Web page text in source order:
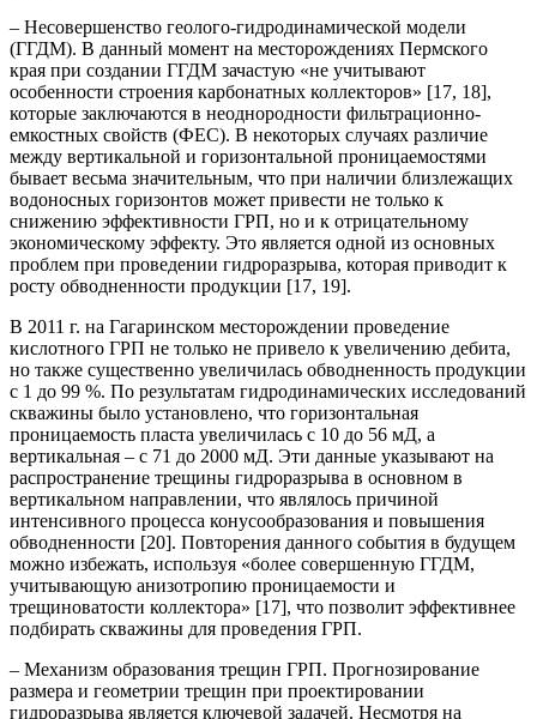
– Несовершенство геолого-гидродинамической модели
(ГГДМ). В данный момент на месторождениях Пермского
края при создании ГГДМ зачастую «не учитывают
особенности строения карбонатных коллекторов» [17, 18],
которые заключаются в неоднородности фильтрационно-
емкостных свойств (ФЕС). В некоторых случаях различие
между вертикальной и горизонтальной проницаемостями
бывает весьма значительным, что при наличии близлежащих
водоносных горизонтов может привести не только к
снижению эффективности ГРП, но и к отрицательному
экономическому эффекту. Это является одной из основных
проблем при проведении гидроразрыва, которая приводит к
росту обводненности продукции [17, 19].
В 2011 г. на Гагаринском месторождении проведение
кислотного ГРП не только не привело к увеличению дебита,
но также существенно увеличилась обводненность продукции
с 1 до 99 %. По результатам гидродинамических исследований
скважины было установлено, что горизонтальная
проницаемость пласта увеличилась с 10 до 56 мД, а
вертикальная – с 71 до 2000 мД. Эти данные указывают на
распространение трещины гидроразрыва в основном в
вертикальном направлении, что являлось причиной
интенсивного процесса конусообразования и повышения
обводненности [20]. Повторения данного события в будущем
можно избежать, используя «более совершенную ГГДМ,
учитывающую анизотропию проницаемости и
трещиноватости коллектора» [17], что позволит эффективнее
подбирать скважины для проведения ГРП.
– Механизм образования трещин ГРП. Прогнозирование
размера и геометрии трещин при проектировании
гидроразрыва является ключевой задачей. Несмотря на